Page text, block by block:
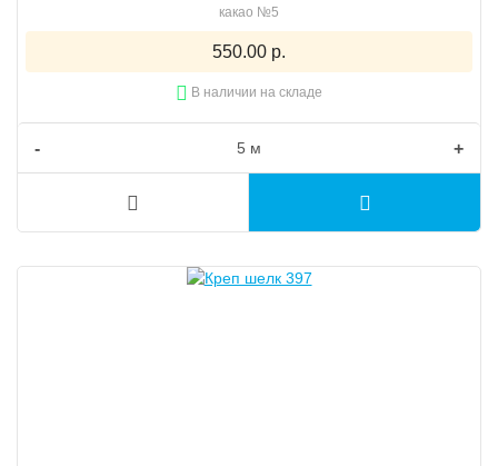
какао №5
550.00 р.
В наличии на складе
- +